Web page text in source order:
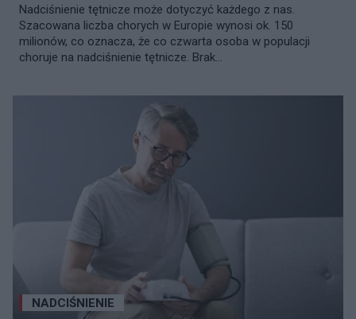
Nadciśnienie tętnicze może dotyczyć każdego z nas.
Szacowana liczba chorych w Europie wynosi ok. 150
milionów, co oznacza, że co czwarta osoba w populacji
choruje na nadciśnienie tętnicze. Brak...
NADCIŚNIENIE